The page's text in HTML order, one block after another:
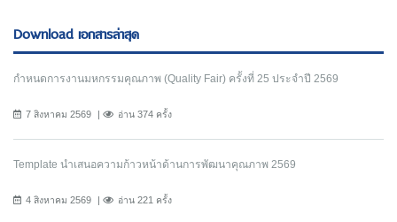
Download เอกสารล่าสุด
กำหนดการงานมหกรรมคุณภาพ (Quality Fair) ครั้งที่ 25 ประจำปี 2569
7 สิงหาคม 2569 อ่าน 374 ครั้ง
Template นำเสนอความก้าวหน้าด้านการพัฒนาคุณภาพ 2569
4 สิงหาคม 2569 อ่าน 221 ครั้ง